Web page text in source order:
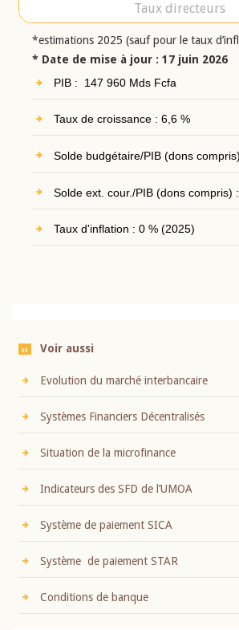
Taux directeurs
*estimations 2025 (sauf pour le taux
* Date de mise à jour : 17 juin 2026
PIB : 147 960 Mds Fcfa
Taux de croissance : 6,6 %
Solde budgétaire/PIB (dons
Solde ext. cour./PIB (dons compris) :
Taux d'inflation : 0 % (2025)
Voir aussi
Evolution du marché interbancaire
Systèmes Financiers Décentralisés
Situation de la microfinance
Indicateurs des SFD de l’UMOA
Système de paiement SICA
Système de paiement STAR
Conditions de banque